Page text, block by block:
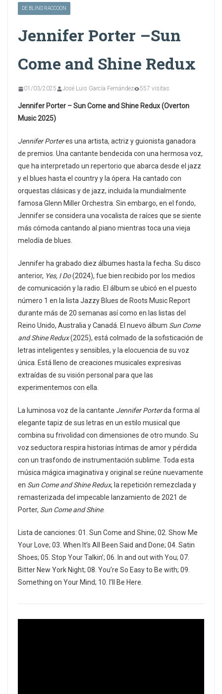
DE BLIND RACCOON
Jennifer Porter –Sun
Come and Shine Redux
01/03/2025 José Luis García Fernández 557 visitas
Jennifer Porter – Sun Come and Shine Redux (Overton
Music 2025)
Jennifer Porteres una artista, actriz y guionista ganadora
de premios. Una cantante bendecida con una hermosa voz,
que ha interpretado un repertorio que abarca desde el jazz
y el blues hasta el country y la ópera. Ha cantado con
orquestas clásicas y de jazz, incluida la mundialmente
famosa Glenn Miller Orchestra. Sin embargo, en el fondo,
Jennifer se considera una vocalista de raíces que se siente
más cómoda cantando al piano mientras toca una vieja
melodía de blues.
Jennifer ha grabado diez álbumes hasta la fecha. Su disco
anterior, Yes, I Do(2024), fue bien recibido por los medios
de comunicación y la radio. El álbum se ubicó en el puesto
número 1 en la lista Jazzy Blues de Roots Music Report
durante más de 20 semanas así como en las listas del
Reino Unido, Australia y Canadá. El nuevo álbum Sun Come
and Shine Redux(2025), está colmado de la sofisticación de
letras inteligentes y sensibles, y la elocuencia de su voz
única. Está lleno de creaciones musicales expresivas
extraídas de su visión personal para que las
experimentemos con ella.
La luminosa voz de la cantante Jennifer Porterda forma al
elegante tapiz de sus letras en un estilo musical que
combina su frivolidad con dimensiones de otro mundo. Su
voz seductora respira historias íntimas de amor y pérdida
con un trasfondo de instrumentación sublime. Toda esta
música mágica imaginativa y original se reúne nuevamente
en Sun Come and Shine Redux, la repetición remezclada y
remasterizada del impecable lanzamiento de 2021 de
Porter, Sun Come and Shine.
Lista de canciones: 01. Sun Come and Shine; 02. Show Me
Your Love; 03. When It’s All Been Said and Done; 04. Satin
Shoes; 05. Stop Your Talkin’; 06. In and out with You; 07.
Bitter New York Night; 08. You’re So Easy to Be with; 09.
Something on Your Mind; 10. I’ll Be Here.